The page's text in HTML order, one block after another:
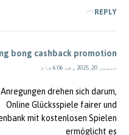
REPLY
bong cashback promotion
دسمبر 20, 2025 وقت 6:06 شام
drehen sich darum,
Online Glücksspiele fairer und
mit kostenlosen Spielen
ermöglicht es